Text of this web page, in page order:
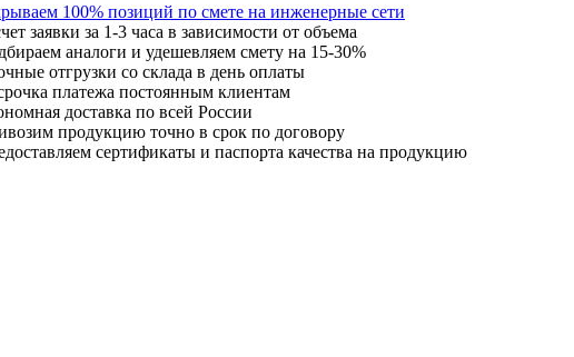
100% позиций по смете на инженерные сети
заявки за 1-3 часа в зависимости от объема
аналоги и удешевляем смету на 15-30%
отгрузки со склада в день оплаты
платежа постоянным клиентам
доставка по всей России
продукцию точно в срок по договору
сертификаты и паспорта качества на продукцию